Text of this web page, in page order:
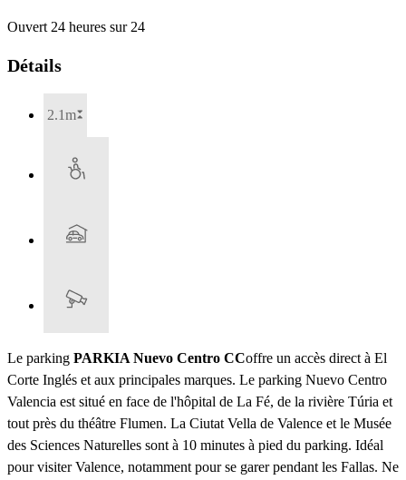
Ouvert 24 heures sur 24
Détails
2.1m
Le parking PARKIA Nuevo Centro CCoffre un accès direct à El
Corte Inglés et aux principales marques. Le parking Nuevo Centro
Valencia est situé en face de l'hôpital de La Fé, de la rivière Túria et
tout près du théâtre Flumen. La Ciutat Vella de Valence et le Musée
des Sciences Naturelles sont à 10 minutes à pied du parking. Idéal
pour visiter Valence, notamment pour se garer pendant les Fallas. Ne